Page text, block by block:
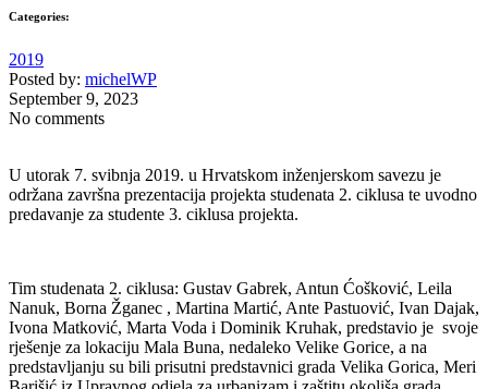
Categories:
2019
Posted by: michelWP
September 9, 2023
No comments
U utorak 7. svibnja 2019. u Hrvatskom inženjerskom savezu je
održana završna prezentacija projekta studenata 2. ciklusa te uvodno
predavanje za studente 3. ciklusa projekta.
Tim studenata 2. ciklusa: Gustav Gabrek, Antun Ćošković, Leila
Nanuk, Borna Žganec , Martina Martić, Ante Pastuović, Ivan Dajak,
Ivona Matković, Marta Voda i Dominik Kruhak, predstavio je svoje
rješenje za lokaciju Mala Buna, nedaleko Velike Gorice, a na
predstavljanju su bili prisutni predstavnici grada Velika Gorica, Meri